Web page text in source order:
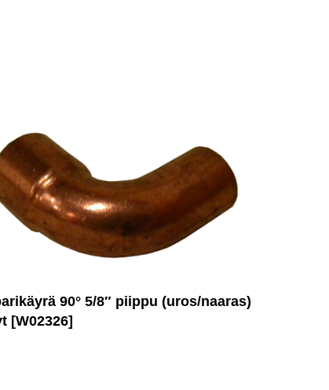
90° 5/8″ piippu (uros/naaras)
[W02326]